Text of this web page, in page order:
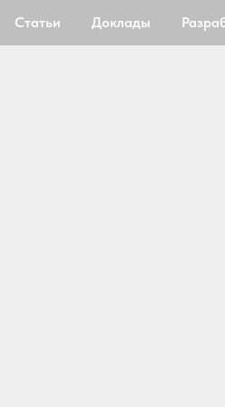
Статьи Доклады